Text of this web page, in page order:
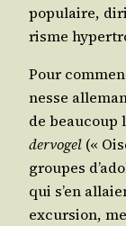
popu­laire,
risme
Pour
nesse
de beau­coup
der­vo­gel («
groupes
qui s’en
excur­sion,